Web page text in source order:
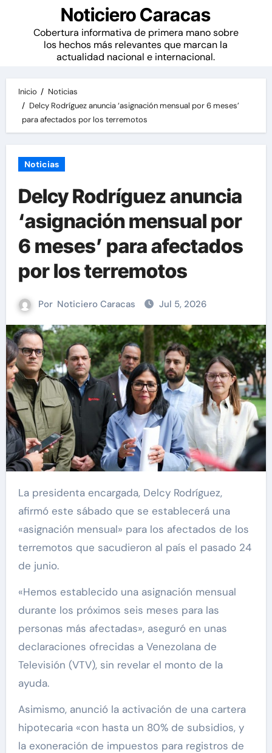
Noticiero Caracas
Cobertura informativa de primera mano sobre
los hechos más relevantes que marcan la
actualidad nacional e internacional.
Inicio
Noticias
Delcy Rodríguez anuncia ‘asignación mensual por 6 meses’
para afectados por los terremotos
Noticias
Delcy Rodríguez anuncia
‘asignación mensual por
6 meses’ para afectados
por los terremotos
Por Noticiero Caracas Jul 5, 2026
La presidenta encargada, Delcy Rodríguez,
afirmó este sábado que se establecerá una
«asignación mensual» para los afectados de los
terremotos que sacudieron al país el pasado 24
de junio.
«Hemos establecido una asignación mensual
durante los próximos seis meses para las
personas más afectadas», aseguró en unas
declaraciones ofrecidas a Venezolana de
Televisión (VTV), sin revelar el monto de la
ayuda.
Asimismo, anunció la activación de una cartera
hipotecaria «con hasta un 80% de subsidios, y
la exoneración de impuestos para registros de